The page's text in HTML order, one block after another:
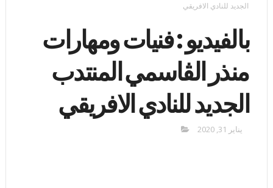
الجديد للنادي الافريقي
بالفيديو : فنيات ومهارات
منذر الڨاسمي المنتدب
الجديد للنادي الافريقي
يناير 31, 2020